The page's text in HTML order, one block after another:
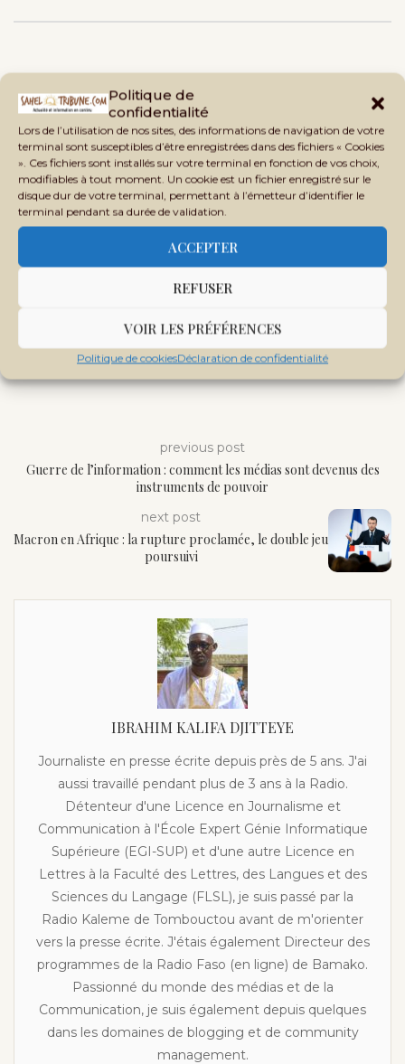
Politique de
confidentialité
Lors de l’utilisation de nos sites, des informations de navigation de votre
terminal sont susceptibles d’être enregistrées dans des fichiers « Cookies
». Ces fichiers sont installés sur votre terminal en fonction de vos choix,
modifiables à tout moment. Un cookie est un fichier enregistré sur le
disque dur de votre terminal, permettant à l’émetteur d’identifier le
terminal pendant sa durée de validation.
ACCEPTER
REFUSER
VOIR LES PRÉFÉRENCES
Politique de cookiesDéclaration de confidentialité
previous post
Guerre de l’information : comment les médias sont devenus des
instruments de pouvoir
next post
Macron en Afrique : la rupture proclamée, le double jeu
poursuivi
IBRAHIM KALIFA DJITTEYE
Journaliste en presse écrite depuis près de 5 ans. J'ai
aussi travaillé pendant plus de 3 ans à la Radio.
Détenteur d'une Licence en Journalisme et
Communication à l'École Expert Génie Informatique
Supérieure (EGI-SUP) et d'une autre Licence en
Lettres à la Faculté des Lettres, des Langues et des
Sciences du Langage (FLSL), je suis passé par la
Radio Kaleme de Tombouctou avant de m'orienter
vers la presse écrite. J'étais également Directeur des
programmes de la Radio Faso (en ligne) de Bamako.
Passionné du monde des médias et de la
Communication, je suis également depuis quelques
dans les domaines de blogging et de community
management.